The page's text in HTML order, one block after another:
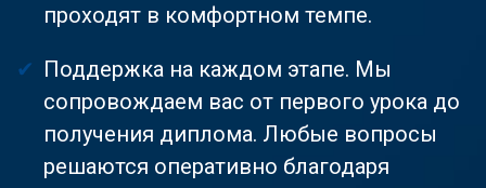
проходят в комфортном темпе.
Поддержка на каждом этапе. Мы
сопровождаем вас от первого урока до
получения диплома. Любые вопросы
решаются оперативно благодаря